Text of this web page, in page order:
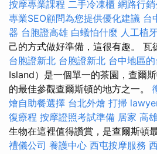
按摩專業課程 二手冷凍櫃 網路行銷
專業SEO顧問為您提供優化建議 台
器 台胞證高雄 白蟻怕什麼 人工植
己的方式做好準備，這很有趣。
台胞證新北 台胞證新北 台中地區
Island）是一個單一的茶園，查爾
的最佳參觀查爾斯頓的地方之一。
燴自助餐選擇 台北外燴 打掃
復療程 按摩證照考試準備 居家 高
生物在這裡值得讚賞，是查爾斯頓
禮儀公司 養護中心 西屯按摩服務